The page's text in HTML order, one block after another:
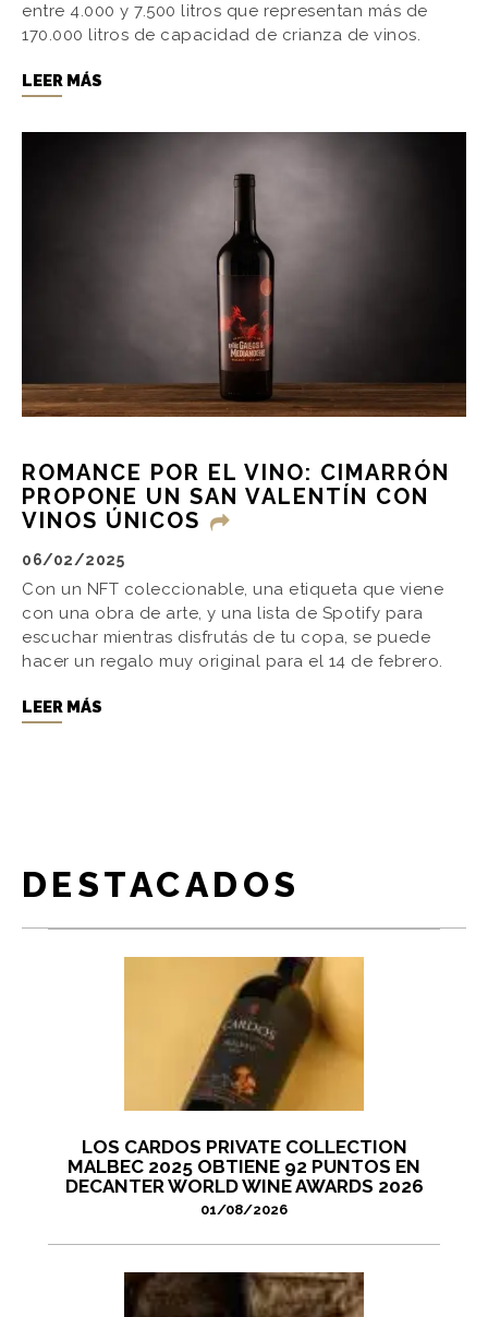
entre 4.000 y 7.500 litros que representan más de
170.000 litros de capacidad de crianza de vinos.
LEER MÁS
ROMANCE POR EL VINO: CIMARRÓN
PROPONE UN SAN VALENTÍN CON
VINOS ÚNICOS
06/02/2025
Con un NFT coleccionable, una etiqueta que viene
con una obra de arte, y una lista de Spotify para
escuchar mientras disfrutás de tu copa, se puede
hacer un regalo muy original para el 14 de febrero.
LEER MÁS
DESTACADOS
LOS CARDOS PRIVATE COLLECTION
MALBEC 2025 OBTIENE 92 PUNTOS EN
DECANTER WORLD WINE AWARDS 2026
01/08/2026